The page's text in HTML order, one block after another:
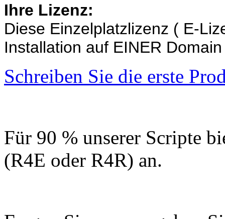
Ihre Lizenz:
Diese Einzelplatzlizenz ( E-
Installation auf EINER
Schreiben Sie die erste
Für 90 % unserer Scripte
(R4E oder R4R) an.